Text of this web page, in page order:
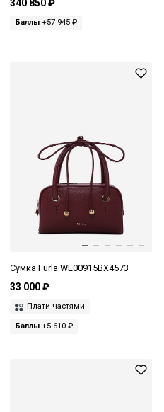
340 850 ₽
Баллы +57 945 ₽
Сумка Furla WE00915BX4573
33 000 ₽
Плати частями
Баллы +5 610 ₽